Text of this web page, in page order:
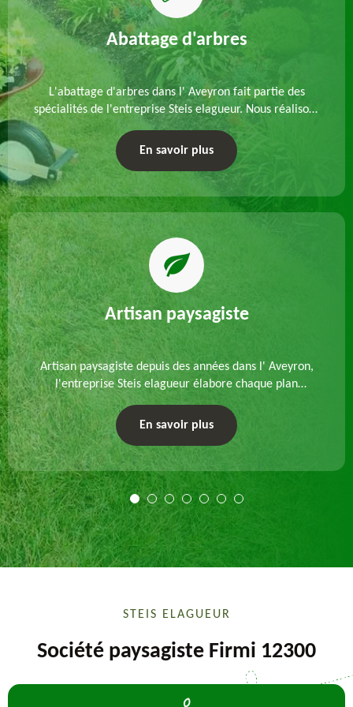
Abattage d'arbres
L'abattage d'arbres dans l' Aveyron fait partie des
spécialités de l'entreprise Steis elagueur. Nous réalisons
un abattage direct ou par démontage, tenant compte
des particularités du site et des végétaux.
En savoir plus
Artisan paysagiste
Artisan paysagiste depuis des années dans l' Aveyron,
l'entreprise Steis elagueur élabore chaque plan
d'aménagement paysager et exécute les travaux
afférents. Devis gratuit et sur mesure.
En savoir plus
STEIS ELAGUEUR
Société paysagiste Firmi 12300